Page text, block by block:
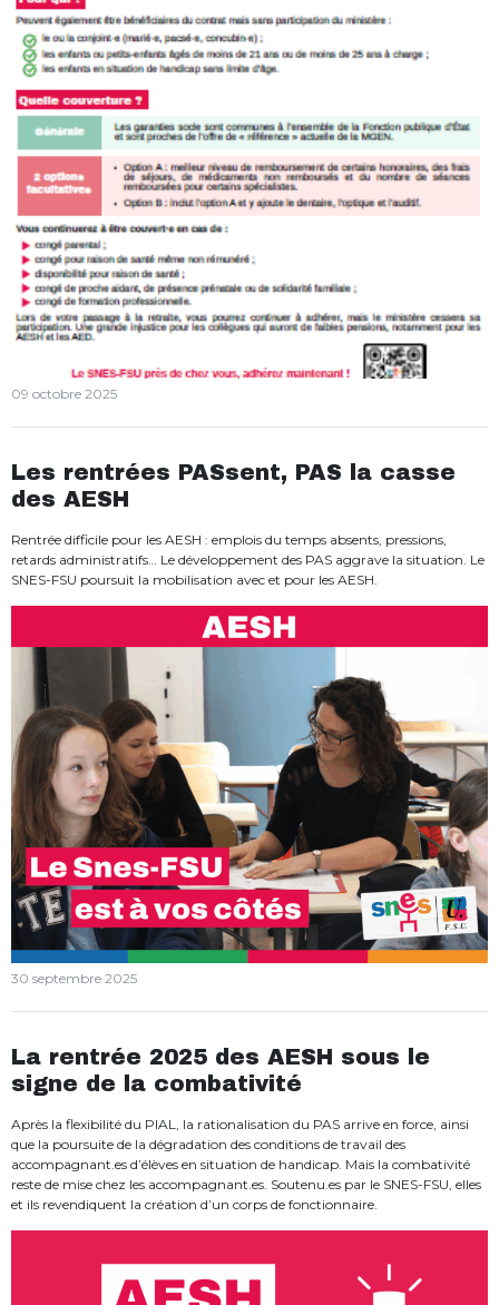
09 octobre 2025
Les rentrées PASsent, PAS la casse
des AESH
Rentrée difficile pour les AESH : emplois du temps absents, pressions,
retards administratifs… Le développement des PAS aggrave la situation. Le
SNES-FSU poursuit la mobilisation avec et pour les AESH.
30 septembre 2025
La rentrée 2025 des AESH sous le
signe de la combativité
Après la flexibilité du PIAL, la rationalisation du PAS arrive en force, ainsi
que la poursuite de la dégradation des conditions de travail des
accompagnant.es d’élèves en situation de handicap. Mais la combativité
reste de mise chez les accompagnant.es. Soutenu.es par le SNES-FSU, elles
et ils revendiquent la création d’un corps de fonctionnaire.